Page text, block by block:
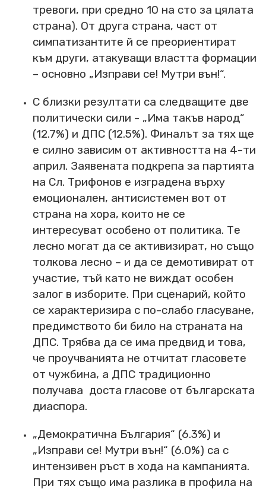
тревоги, при средно 10 на сто за цялата
страна). От друга страна, част от
симпатизантите й се преориентират
към други, атакуващи властта формации
– основно „Изправи се! Мутри вън!“.
С близки резултати са следващите две
политически сили - „Има такъв народ“
(12.7%) и ДПС (12.5%). Финалът за тях ще
е силно зависим от активността на 4-ти
април. Заявената подкрепа за партията
на Сл. Трифонов е изградена върху
емоционален, антисистемен вот от
страна на хора, които не се
интересуват особено от политика. Те
лесно могат да се активизират, но също
толкова лесно – и да се демотивират от
участие, тъй като не виждат особен
залог в изборите. При сценарий, който
се характеризира с по-слабо гласуване,
предимството би било на страната на
ДПС. Трябва да се има предвид и това,
че проучванията не отчитат гласовете
от чужбина, а ДПС традиционно
получава доста гласове от българската
диаспора.
„Демократична България“ (6.3%) и
„Изправи се! Мутри вън!“ (6.0%) са с
интензивен ръст в хода на кампанията.
При тях също има разлика в профила на